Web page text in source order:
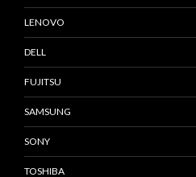
LENOVO
DELL
FUJITSU
SAMSUNG
SONY
TOSHIBA